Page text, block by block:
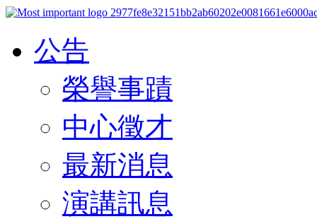
公告
榮譽事蹟
中心徵才
最新消息
演講訊息